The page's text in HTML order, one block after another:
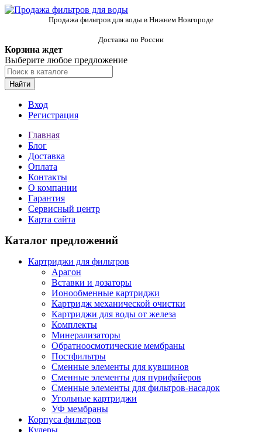
Продажа фильтров для воды в Нижнем Новгороде
Доставка по России
Корзина ждет
Выберите любое предложение
Найти
Вход
Регистрация
Главная
Блог
Доставка
Оплата
Контакты
О компании
Гарантия
Сервисный центр
Карта сайта
Каталог предложений
Картриджи для фильтров
Арагон
Вставки и дозаторы
Ионообменные картриджи
Картридж механической очистки
Картриджи для воды от железа
Комплекты
Минерализаторы
Обратноосмотические мембраны
Постфильтры
Сменные элементы для кувшинов
Сменные элементы для пурифайеров
Сменные элементы для фильтров-насадок
Угольные картриджи
УФ мембраны
Корпуса фильтров
Кулеры